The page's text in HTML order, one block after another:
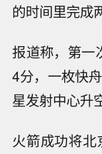
的时间里完成
报道称，第一
4分，一枚快
星发射中心升
火箭成功将